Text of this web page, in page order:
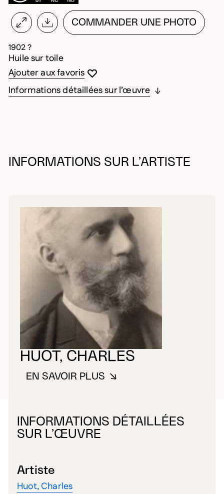
COMMANDER UNE PHOTO
1902 ?
Huile sur toile
Vous devez être connecté pour ajouter
Fermer la modale
Ouvrir la modale
Ajouter aux favoris
Informations détaillées sur l’œuvre
INFORMATIONS SUR L’ARTISTE
HUOT, CHARLES
EN SAVOIR PLUSÀ PROPOS DE HUOT, CHARLES
INFORMATIONS DÉTAILLÉES
SUR L’ŒUVRE
Artiste
Huot, Charles